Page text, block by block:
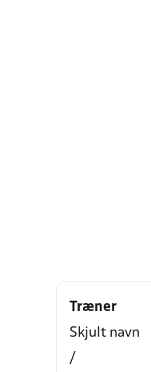
Træner
Skjult navn
/